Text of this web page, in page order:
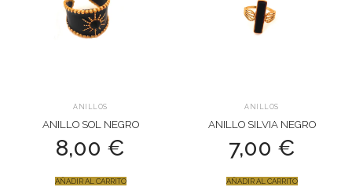
ANILLOS
ANILLO SOL NEGRO
8,00 €
AÑADIR AL CARRITO
ANILLOS
ANILLO SILVIA NEGRO
7,00 €
AÑADIR AL CARRITO